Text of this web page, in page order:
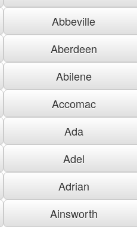
Abbeville
Aberdeen
Abilene
Accomac
Ada
Adel
Adrian
Ainsworth